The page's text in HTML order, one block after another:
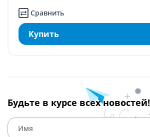
Сравнить
Купить
Будьте в курсе всех новостей!